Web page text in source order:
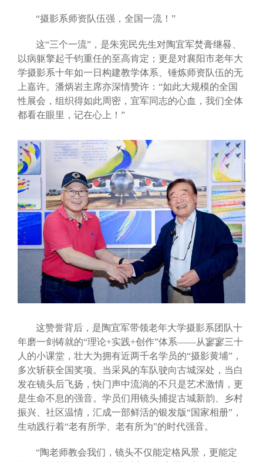
“摄影系师资队伍强，全国一流！”
这“三个一流”，是朱宪民先生对陶宜军焚膏继晷、
以病躯擎起千钧重任的至高肯定；更是对襄阳市老年大
学摄影系十年如一日构建教学体系、锤炼师资队伍的无
上嘉许。潘炳岩主席亦深情赞许：“如此大规模的全国
性展会，组织得如此周密，宜军同志的心血，我们全体
都看在眼里，记在心上！”
这赞誉背后，是陶宜军带领老年大学摄影系团队十
年磨一剑铸就的“理论+实践+创作”体系——从寥寥三十
人的小课堂，壮大为拥有近两千名学员的“摄影黄埔”，
多次斩获全国奖项。当采风的车队驶向古城深处，当白
发在镜头后飞扬，快门声中流淌的不只是艺术激情，更
是生命不息的强音。学员们用镜头捕捉古城新韵、乡村
振兴、社区温情，汇成一部鲜活的银发版“国家相册”，
生动践行着“老有所学、老有所为”的时代强音。
“陶老师教会我们，镜头不仅能定格风景，更能定